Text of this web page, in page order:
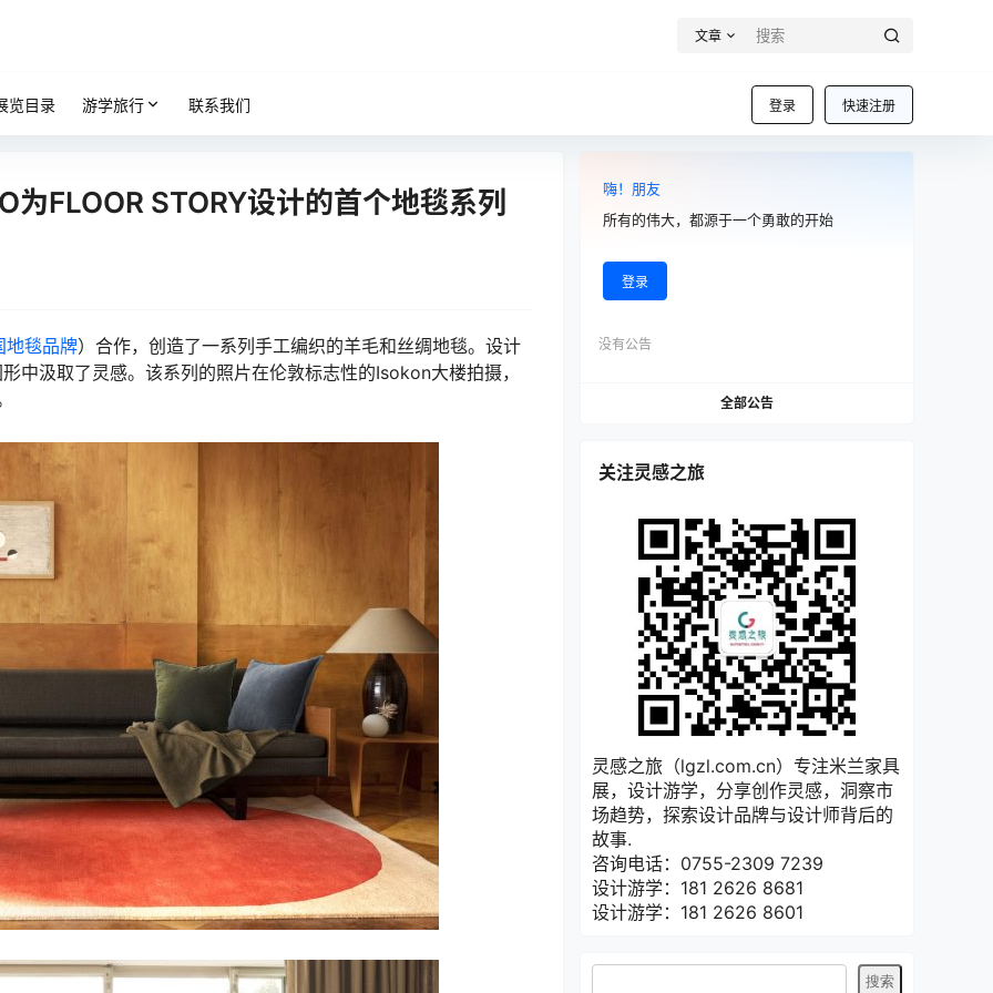
文章
登录 快速注册
览目录 游学旅行 联系我们
FLOOR STORY设计的首个地毯系列
地毯品牌）合作，创造了一系列手工编织的羊毛和丝绸地毯。设计
中汲取了灵感。该系列的照片在伦敦标志性的Isokon大楼拍摄，
嗨！朋友
所有的伟大，都源于一个勇敢的开始
登录
没有公告
全部公告
关注灵感之旅
灵感之旅（lgzl.com.cn）专注米兰家具
展，设计游学，分享创作灵感，洞察市
场趋势，探索设计品牌与设计师背后的
故事.
咨询电话：0755-2309 7239
设计游学：181 2626 8681
设计游学：181 2626 8601